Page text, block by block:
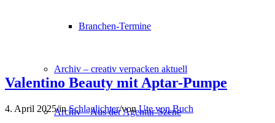
Branchen-Termine
Archiv – creativ verpacken aktuell
Archiv – Aus der Agentur-Szene
Valentino Beauty mit Aptar-Pumpe
4. April 2025/inSchlaglichter/vonUte von Buch